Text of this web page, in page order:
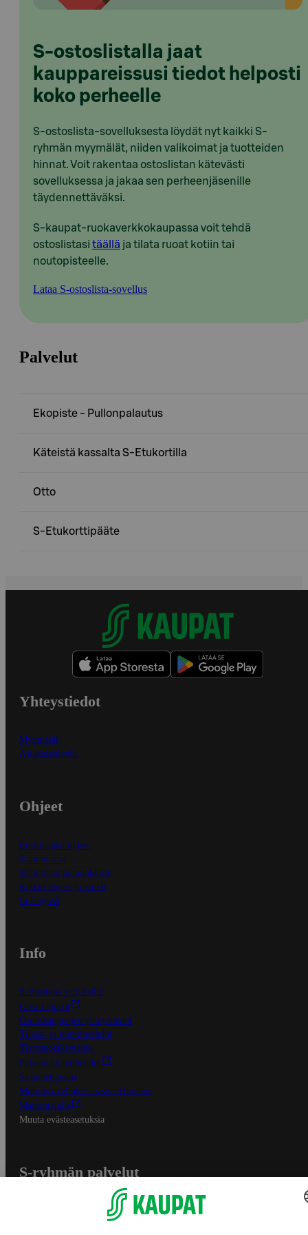
S-ostoslistalla jaat
kauppareissusi tiedot helposti
koko perheelle
S-ostoslista-sovelluksesta löydät nyt kaikki S-
ryhmän myymälät, niiden valikoimat ja tuotteiden
hinnat. Voit rakentaa ostoslistan kätevästi
sovelluksessa ja jakaa sen perheenjäsenille
täydennettäväksi.
S-kaupat-ruokaverkkokaupassa voit tehdä
ostoslistasi täällä ja tilata ruoat kotiin tai
noutopisteelle.
Lataa S-ostoslista-sovellus
Palvelut
Ekopiste - Pullonpalautus
Käteistä kassalta S-Etukortilla
Otto
S-Etukorttipääte
Yhteystiedot
Myymälät
Asiakaspalvelu
Ohjeet
Ensitilaajan ohjeet
Näin maksat
Näin tilaat ja muokkaat
Kaikki ohjeet ja vinkit
In English
Info
S-Business yrityksille
Oiva-raportit
Osuuskauppojen yhteystiedot
Tilaus- ja toimitusehdot
Tietosuojakäytäntö
Palvelun käyttöehdot
Saavutettavuus
Mobiilisovelluksen saavutettavuus
Mainostajalle
Muuta evästeasetuksia
S-ryhmän palvelut